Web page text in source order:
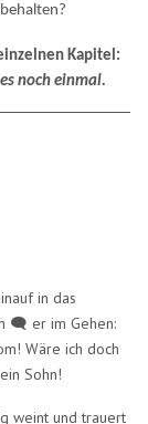
Kapitel:
noch einmal.
in das
🗨️ er im Gehen:
Wäre ich doch
Sohn!
weint und trauert